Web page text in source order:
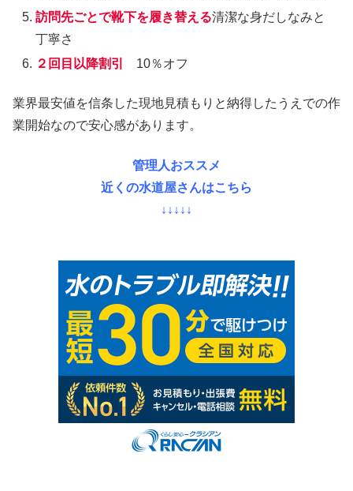
訪問先ごとで靴下を履き替える清潔な身だしなみと
丁寧さ
２回目以降割引
10％オフ
業界最安値を信条した現地見積もりと納得したうえでの作
業開始なので安心感があります。
管理人おススメ
近くの水道屋さんはこちら
↓↓↓↓↓